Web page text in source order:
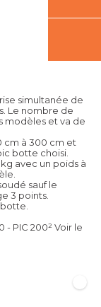
simultanée de
Le nombre de
modèles et va de
cm à 300 cm et
botte choisi.
avec un poids à
sauf le
3 points.
- PIC 200² Voir le